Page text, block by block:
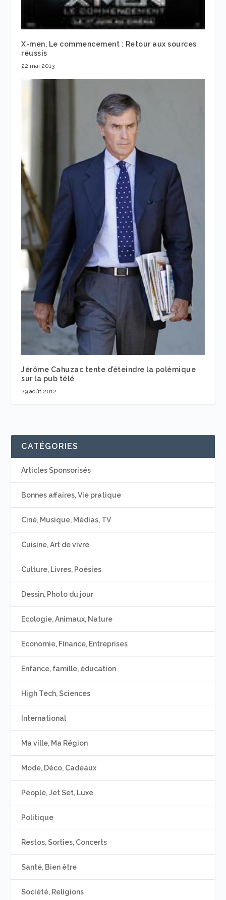
X-men, Le commencement : Retour aux sources
réussis
22 mai 2013
Jérôme Cahuzac tente d’éteindre la polémique
sur la pub télé
29 août 2012
CATÉGORIES
Articles Sponsorisés
Bonnes affaires, Vie pratique
Ciné, Musique, Médias, TV
Cuisine, Art de vivre
Culture, Livres, Poésies
Dessin, Photo du jour
Ecologie, Animaux, Nature
Economie, Finance, Entreprises
Enfance, famille, éducation
High Tech, Sciences
International
Ma ville, Ma Région
Mode, Déco, Cadeaux
People, Jet Set, Luxe
Politique
Restos, Sorties, Concerts
Santé, Bien être
Société, Religions